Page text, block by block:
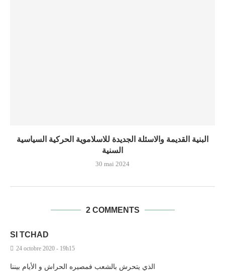
البنية القديمة والاسئلة الجديدة للاسلاموية الحركية السياسية
السنية
30 mai 2024
2 COMMENTS
SI TCHAD
24 octobre 2020 - 19h15
الذي يتحرش بالشعب فمصيره الحراش و الأيام بيننا